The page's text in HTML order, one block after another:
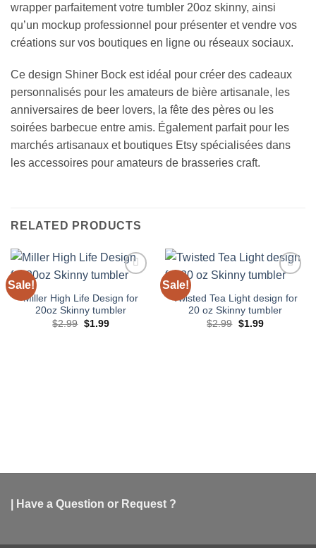
wrapper parfaitement votre tumbler 20oz skinny, ainsi
qu’un mockup professionnel pour présenter et vendre vos
créations sur vos boutiques en ligne ou réseaux sociaux.
Ce design Shiner Bock est idéal pour créer des cadeaux
personnalisés pour les amateurs de bière artisanale, les
anniversaires de beer lovers, la fête des pères ou les
soirées barbecue entre amis. Également parfait pour les
marchés artisanaux et boutiques Etsy spécialisées dans
les accessoires pour amateurs de brasseries craft.
RELATED PRODUCTS
Sale!
wishlist
Miller High Life Design for
20oz Skinny tumbler
$2.99 Original
$1.99Current
Sale!
wishlist
Twisted Tea Light design for
20 oz Skinny tumbler
$2.99 Original
$1.99Current
| Have a Question or Request ?